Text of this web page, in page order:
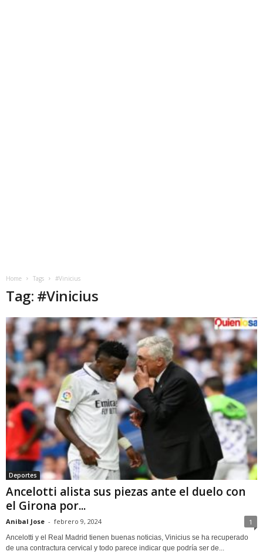
Home Tags #Vinicius
Tag: #Vinicius
Deportes
Ancelotti alista sus piezas ante el duelo con
el Girona por...
Anibal Jose - febrero 9, 2024 1
Ancelotti y el Real Madrid tienen buenas noticias, Vinicius se ha recuperado
de una contractura cervical y todo parece indicar que podría ser de...